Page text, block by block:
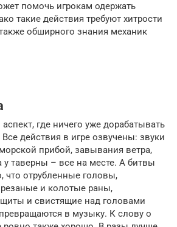
помочь игрокам одержать
такие действия требуют хитрости
обширного знания механик
где ничего уже дорабатывать
действия в игре озвучены: звуки
прибой, завывания ветра,
таверны – все на месте. А битвы
что отрубленные головы,
и колотые раны,
и свистящие над головами
в музыку. К слову о